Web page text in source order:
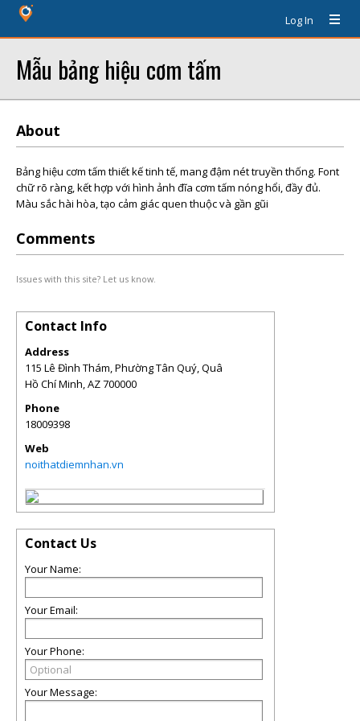
Log In
Mẫu bảng hiệu cơm tấm
About
Bảng hiệu cơm tấm thiết kế tinh tế, mang đậm nét truyền thống. Font
chữ rõ ràng, kết hợp với hình ảnh đĩa cơm tấm nóng hổi, đầy đủ.
Màu sắc hài hòa, tạo cảm giác quen thuộc và gần gũi
Comments
Issues with this site? Let us know.
Contact Info
Address
115 Lê Đình Thám, Phường Tân Quý, Quâ
Hồ Chí Minh,AZ700000
Phone
18009398
Web
noithatdiemnhan.vn
Contact Us
Your Name:
Your Email:
Your Phone:
Your Message: